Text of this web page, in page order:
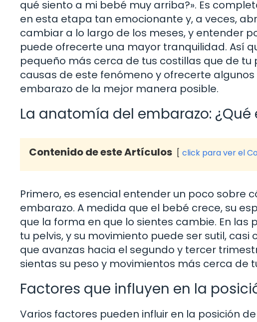
qué siento a mi bebé muy arriba?». Es
en esta etapa tan emocionante y, a veces,
cambiar a lo largo de los meses, y entender
puede ofrecerte una mayor tranquilidad. Así
pequeño más cerca de tus costillas que de
causas de este fenómeno y ofrecerte
embarazo de la mejor manera posible.
La anatomía del embarazo:
Contenido de este Artículos click para ver el
Primero, es esencial entender un poco sobre
embarazo. A medida que el bebé crece, su
que la forma en que lo sientes cambie. En
tu pelvis, y su movimiento puede ser sutil,
que avanzas hacia el segundo y tercer
sientas su peso y movimientos más cerca de
Factores que influyen en la
Varios factores pueden influir en la posición